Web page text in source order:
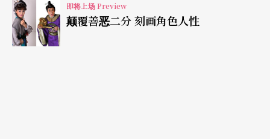
即将上场 Preview
颠覆善恶二分 刻画角色人性